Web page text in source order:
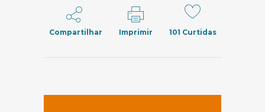
Compartilhar Imprimir 101 Curtidas